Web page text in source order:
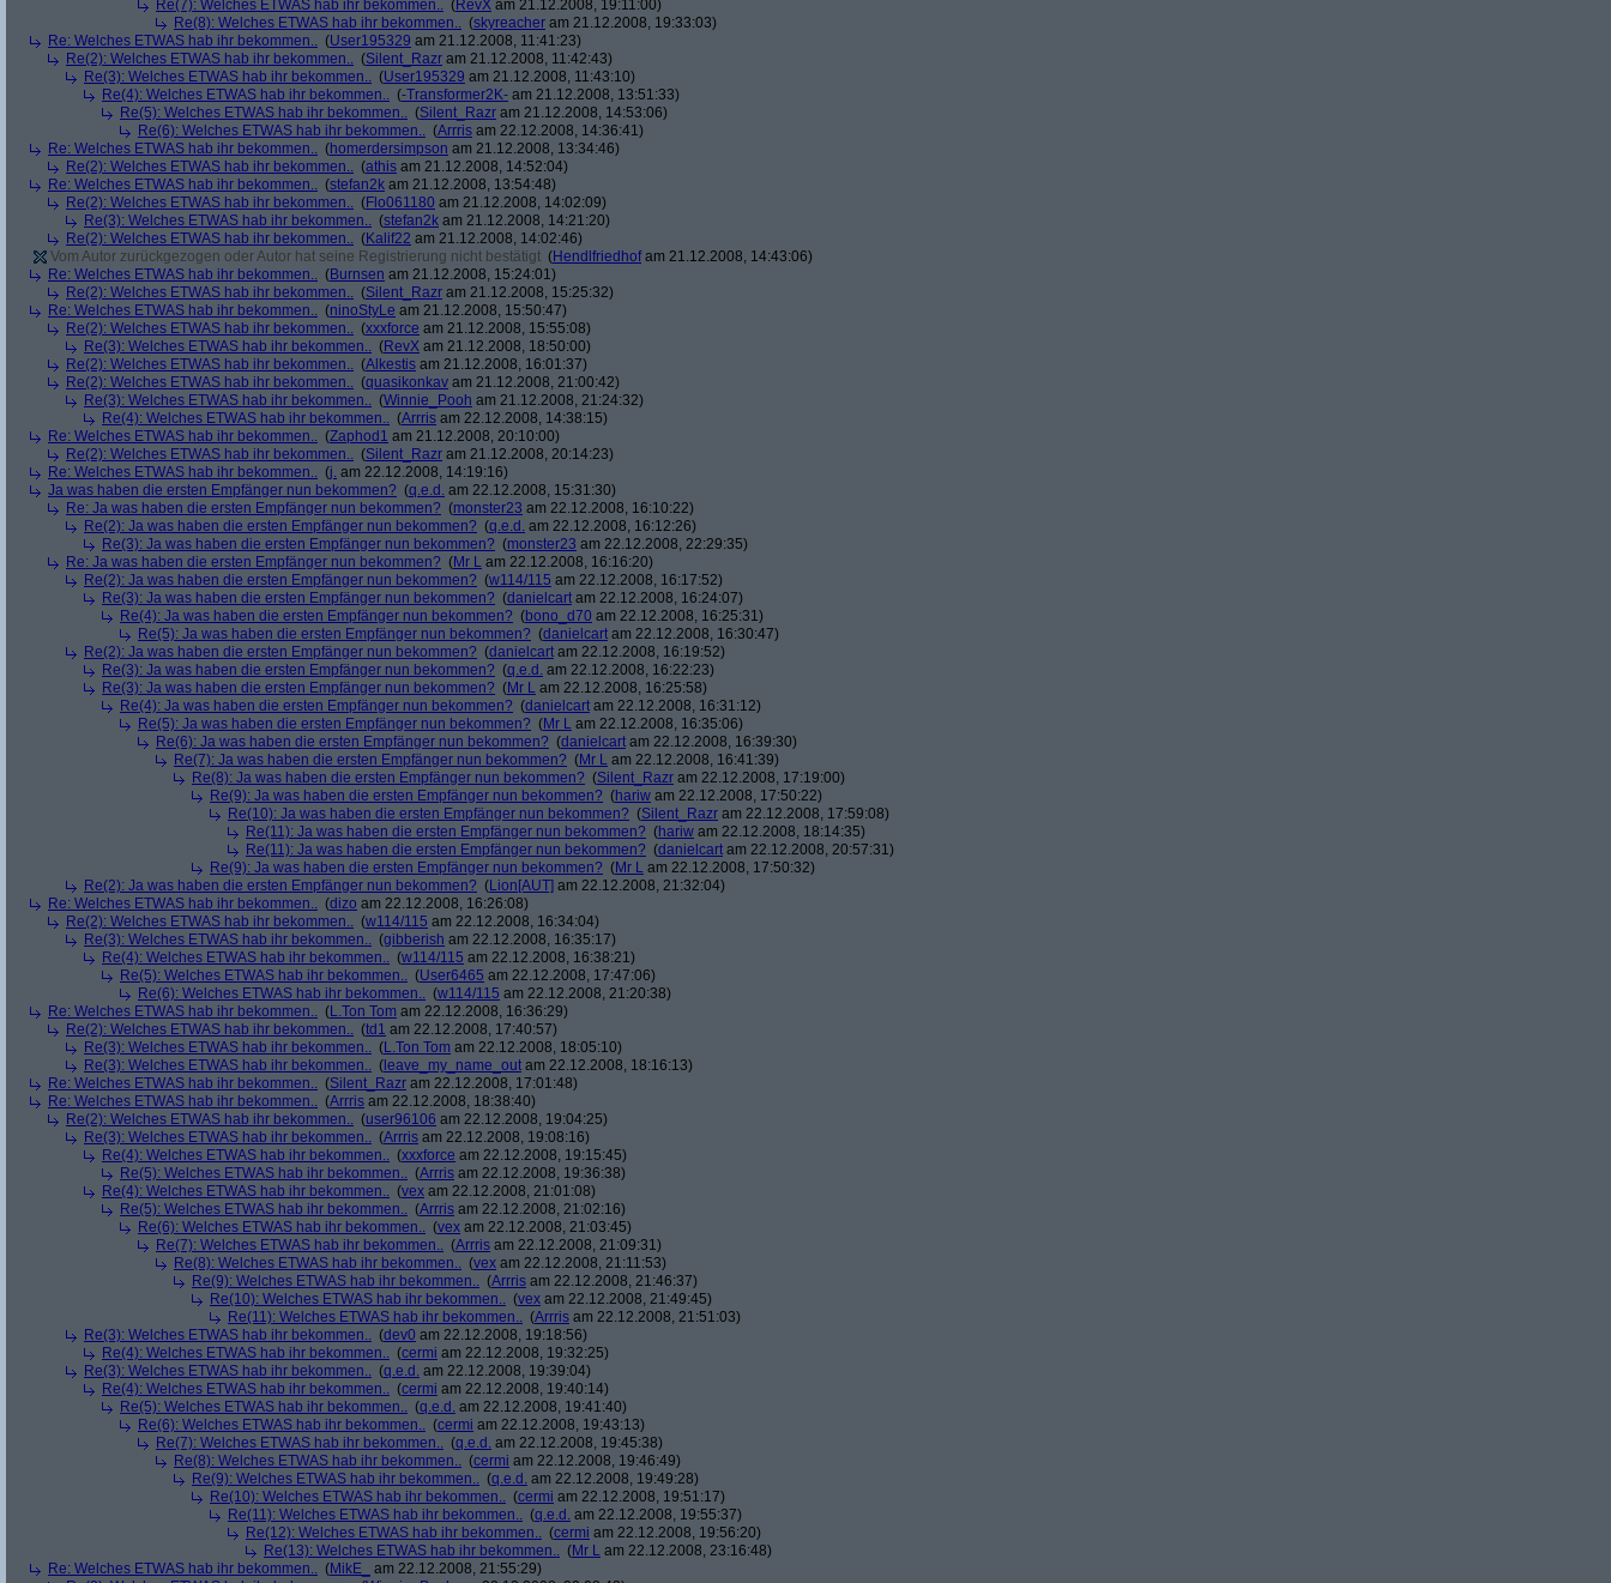
Re(7): Welches ETWAS hab ihr bekommen.. (RevX am 21.12.2008, 19:11:00)
Re(8): Welches ETWAS hab ihr bekommen.. (skyreacher am 21.12.2008, 19:33:03)
Re: Welches ETWAS hab ihr bekommen.. (User195329 am 21.12.2008, 11:41:23)
Re(2): Welches ETWAS hab ihr bekommen.. (Silent_Razr am 21.12.2008, 11:42:43)
Re(3): Welches ETWAS hab ihr bekommen.. (User195329 am 21.12.2008, 11:43:10)
Re(4): Welches ETWAS hab ihr bekommen.. (-Transformer2K- am 21.12.2008, 13:51:33)
Re(5): Welches ETWAS hab ihr bekommen.. (Silent_Razr am 21.12.2008, 14:53:06)
Re(6): Welches ETWAS hab ihr bekommen.. (Arrris am 22.12.2008, 14:36:41)
Re: Welches ETWAS hab ihr bekommen.. (homerdersimpson am 21.12.2008, 13:34:46)
Re(2): Welches ETWAS hab ihr bekommen.. (athis am 21.12.2008, 14:52:04)
Re: Welches ETWAS hab ihr bekommen.. (stefan2k am 21.12.2008, 13:54:48)
Re(2): Welches ETWAS hab ihr bekommen.. (Flo061180 am 21.12.2008, 14:02:09)
Re(3): Welches ETWAS hab ihr bekommen.. (stefan2k am 21.12.2008, 14:21:20)
Re(2): Welches ETWAS hab ihr bekommen.. (Kalif22 am 21.12.2008, 14:02:46)
Vom Autor zurückgezogen oder Autor hat seine Registrierung nicht bestätigt (Hendlfriedhofam 21.12.2008, 14:43:06)
Re: Welches ETWAS hab ihr bekommen.. (Burnsen am 21.12.2008, 15:24:01)
Re(2): Welches ETWAS hab ihr bekommen.. (Silent_Razr am 21.12.2008, 15:25:32)
Re: Welches ETWAS hab ihr bekommen.. (ninoStyLe am 21.12.2008, 15:50:47)
Re(2): Welches ETWAS hab ihr bekommen.. (xxxforce am 21.12.2008, 15:55:08)
Re(3): Welches ETWAS hab ihr bekommen.. (RevX am 21.12.2008, 18:50:00)
Re(2): Welches ETWAS hab ihr bekommen.. (Alkestis am 21.12.2008, 16:01:37)
Re(2): Welches ETWAS hab ihr bekommen.. (quasikonkav am 21.12.2008, 21:00:42)
Re(3): Welches ETWAS hab ihr bekommen.. (Winnie_Pooh am 21.12.2008, 21:24:32)
Re(4): Welches ETWAS hab ihr bekommen.. (Arrris am 22.12.2008, 14:38:15)
Re: Welches ETWAS hab ihr bekommen.. (Zaphod1 am 21.12.2008, 20:10:00)
Re(2): Welches ETWAS hab ihr bekommen.. (Silent_Razr am 21.12.2008, 20:14:23)
Re: Welches ETWAS hab ihr bekommen.. (j. am 22.12.2008, 14:19:16)
Ja was haben die ersten Empfänger nun bekommen? (q.e.d. am 22.12.2008, 15:31:30)
Re: Ja was haben die ersten Empfänger nun bekommen? (monster23 am 22.12.2008, 16:10:22)
Re(2): Ja was haben die ersten Empfänger nun bekommen? (q.e.d. am 22.12.2008, 16:12:26)
Re(3): Ja was haben die ersten Empfänger nun bekommen? (monster23 am 22.12.2008, 22:29:35)
Re: Ja was haben die ersten Empfänger nun bekommen? (Mr L am 22.12.2008, 16:16:20)
Re(2): Ja was haben die ersten Empfänger nun bekommen? (w114/115 am 22.12.2008, 16:17:52)
Re(3): Ja was haben die ersten Empfänger nun bekommen? (danielcart am 22.12.2008, 16:24:07)
Re(4): Ja was haben die ersten Empfänger nun bekommen? (bono_d70 am 22.12.2008, 16:25:31)
Re(5): Ja was haben die ersten Empfänger nun bekommen? (danielcart am 22.12.2008, 16:30:47)
Re(2): Ja was haben die ersten Empfänger nun bekommen? (danielcart am 22.12.2008, 16:19:52)
Re(3): Ja was haben die ersten Empfänger nun bekommen? (q.e.d. am 22.12.2008, 16:22:23)
Re(3): Ja was haben die ersten Empfänger nun bekommen? (Mr L am 22.12.2008, 16:25:58)
Re(4): Ja was haben die ersten Empfänger nun bekommen? (danielcart am 22.12.2008, 16:31:12)
Re(5): Ja was haben die ersten Empfänger nun bekommen? (Mr L am 22.12.2008, 16:35:06)
Re(6): Ja was haben die ersten Empfänger nun bekommen? (danielcart am 22.12.2008, 16:39:30)
Re(7): Ja was haben die ersten Empfänger nun bekommen? (Mr L am 22.12.2008, 16:41:39)
Re(8): Ja was haben die ersten Empfänger nun bekommen? (Silent_Razr am 22.12.2008, 17:19:00)
Re(9): Ja was haben die ersten Empfänger nun bekommen? (hariw am 22.12.2008, 17:50:22)
Re(10): Ja was haben die ersten Empfänger nun bekommen? (Silent_Razr am 22.12.2008, 17:59:08)
Re(11): Ja was haben die ersten Empfänger nun bekommen? (hariw am 22.12.2008, 18:14:35)
Re(11): Ja was haben die ersten Empfänger nun bekommen? (danielcart am 22.12.2008, 20:57:31)
Re(9): Ja was haben die ersten Empfänger nun bekommen? (Mr L am 22.12.2008, 17:50:32)
Re(2): Ja was haben die ersten Empfänger nun bekommen? (Lion[AUT] am 22.12.2008, 21:32:04)
Re: Welches ETWAS hab ihr bekommen.. (dizo am 22.12.2008, 16:26:08)
Re(2): Welches ETWAS hab ihr bekommen.. (w114/115 am 22.12.2008, 16:34:04)
Re(3): Welches ETWAS hab ihr bekommen.. (gibberish am 22.12.2008, 16:35:17)
Re(4): Welches ETWAS hab ihr bekommen.. (w114/115 am 22.12.2008, 16:38:21)
Re(5): Welches ETWAS hab ihr bekommen.. (User6465 am 22.12.2008, 17:47:06)
Re(6): Welches ETWAS hab ihr bekommen.. (w114/115 am 22.12.2008, 21:20:38)
Re: Welches ETWAS hab ihr bekommen.. (L.Ton Tom am 22.12.2008, 16:36:29)
Re(2): Welches ETWAS hab ihr bekommen.. (td1 am 22.12.2008, 17:40:57)
Re(3): Welches ETWAS hab ihr bekommen.. (L.Ton Tom am 22.12.2008, 18:05:10)
Re(3): Welches ETWAS hab ihr bekommen.. ( leave_my_name_out am 22.12.2008, 18:16:13)
Re: Welches ETWAS hab ihr bekommen.. (Silent_Razr am 22.12.2008, 17:01:48)
Re: Welches ETWAS hab ihr bekommen.. (Arrris am 22.12.2008, 18:38:40)
Re(2): Welches ETWAS hab ihr bekommen.. (user96106 am 22.12.2008, 19:04:25)
Re(3): Welches ETWAS hab ihr bekommen.. (Arrris am 22.12.2008, 19:08:16)
Re(4): Welches ETWAS hab ihr bekommen.. (xxxforce am 22.12.2008, 19:15:45)
Re(5): Welches ETWAS hab ihr bekommen.. (Arrris am 22.12.2008, 19:36:38)
Re(4): Welches ETWAS hab ihr bekommen.. (vex am 22.12.2008, 21:01:08)
Re(5): Welches ETWAS hab ihr bekommen.. (Arrris am 22.12.2008, 21:02:16)
Re(6): Welches ETWAS hab ihr bekommen.. (vex am 22.12.2008, 21:03:45)
Re(7): Welches ETWAS hab ihr bekommen.. (Arrris am 22.12.2008, 21:09:31)
Re(8): Welches ETWAS hab ihr bekommen.. (vex am 22.12.2008, 21:11:53)
Re(9): Welches ETWAS hab ihr bekommen.. (Arrris am 22.12.2008, 21:46:37)
Re(10): Welches ETWAS hab ihr bekommen.. (vex am 22.12.2008, 21:49:45)
Re(11): Welches ETWAS hab ihr bekommen.. (Arrris am 22.12.2008, 21:51:03)
Re(3): Welches ETWAS hab ihr bekommen.. (dev0 am 22.12.2008, 19:18:56)
Re(4): Welches ETWAS hab ihr bekommen.. (cermi am 22.12.2008, 19:32:25)
Re(3): Welches ETWAS hab ihr bekommen.. (q.e.d. am 22.12.2008, 19:39:04)
Re(4): Welches ETWAS hab ihr bekommen.. (cermi am 22.12.2008, 19:40:14)
Re(5): Welches ETWAS hab ihr bekommen.. (q.e.d. am 22.12.2008, 19:41:40)
Re(6): Welches ETWAS hab ihr bekommen.. (cermi am 22.12.2008, 19:43:13)
Re(7): Welches ETWAS hab ihr bekommen.. (q.e.d. am 22.12.2008, 19:45:38)
Re(8): Welches ETWAS hab ihr bekommen.. (cermi am 22.12.2008, 19:46:49)
Re(9): Welches ETWAS hab ihr bekommen.. (q.e.d. am 22.12.2008, 19:49:28)
Re(10): Welches ETWAS hab ihr bekommen.. (cermi am 22.12.2008, 19:51:17)
Re(11): Welches ETWAS hab ihr bekommen.. (q.e.d. am 22.12.2008, 19:55:37)
Re(12): Welches ETWAS hab ihr bekommen.. (cermi am 22.12.2008, 19:56:20)
Re(13): Welches ETWAS hab ihr bekommen.. (Mr L am 22.12.2008, 23:16:48)
Re: Welches ETWAS hab ihr bekommen.. (MikE_
am 22.12.2008, 21:55:29)